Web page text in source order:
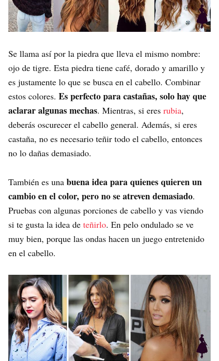
Se llama así por la piedra que lleva el mismo nombre:
ojo de tigre. Esta piedra tiene café, dorado y amarillo y
es justamente lo que se busca en el cabello. Combinar
estos colores. Es perfecto para castañas, solo hay que
aclarar algunas mechas. Mientras, si eres rubia,
deberás oscurecer el cabello general. Además, si eres
castaña, no es necesario teñir todo el cabello, entonces
no lo dañas demasiado.
También es una buena idea para quienes quieren un
cambio en el color, pero no se atreven demasiado.
Pruebas con algunas porciones de cabello y vas viendo
si te gusta la idea de teñirlo. En pelo ondulado se ve
muy bien, porque las ondas hacen un juego entretenido
en el cabello.